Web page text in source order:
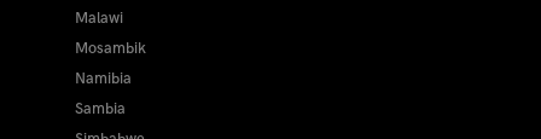
Malawi
Mosambik
Namibia
Sambia